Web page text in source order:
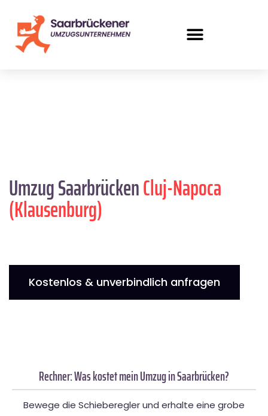
Umzug SaarbrückenCluj-Napoca
(Klausenburg)
Kostenlos & unverbindlich anfragen
Rechner: Was kostet mein Umzug in Saarbrücken?
Bewege die Schieberegler und erhalte eine grobe